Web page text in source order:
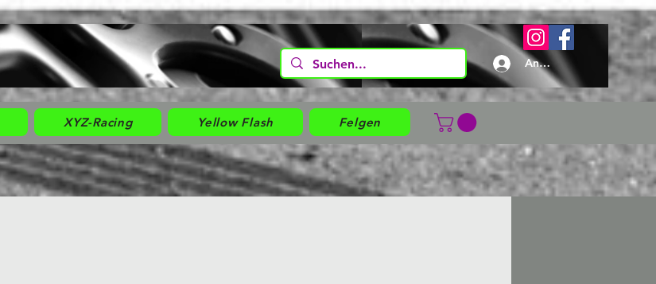
Anmelden
XYZ-Racing Yellow Flash Felgen